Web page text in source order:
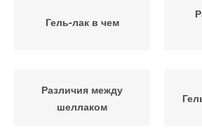
Гель-лак в чем
Различия между
шеллаком